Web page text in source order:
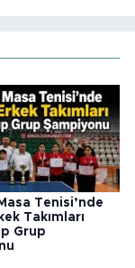
Tenisi’nde
Takımları
Grup